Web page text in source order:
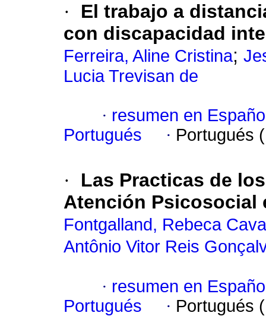
·
El trabajo a
con discapacidad
Ferreira, Aline Cristina;
Lucia Trevisan de
· resumen en
Portugués
· Portugués
·
Las Practicas de
Atención Psicosocial
Fontgalland, Rebeca
Antônio Vitor Reis
· resumen en
Portugués
· Portugués